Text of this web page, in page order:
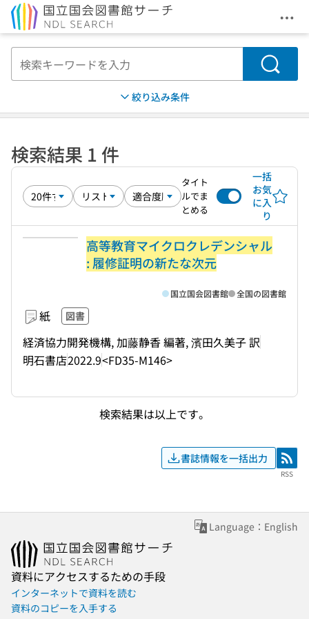
メ
検索
絞り込み条件
検索結果 1 件
タイト
ルでま
とめる
一括
お気
に入
り
高等教育マイクロクレデンシャル
: 履修証明の新たな次元
紙 図書
経済協力開発機構, 加藤静香 編著, 濱田久美子 訳
明石書店2022.9<FD35-M146>
国立国会図書館 全国の図書館
検索結果は以上です。
書誌情報を一括出力 RSS
RSS
Language：English
資料にアクセスするための手段
インターネットで資料を読む
資料のコピーを入手する